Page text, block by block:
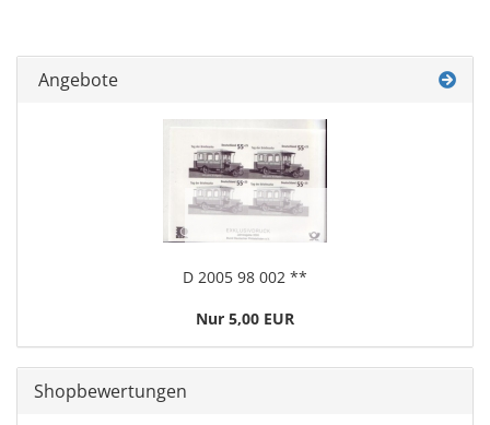
Angebote
D 2005 98 002 **
Nur 5,00 EUR
Shopbewertungen